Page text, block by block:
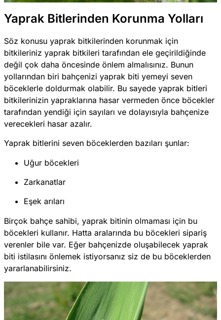
Yaprak Bitlerinden Korunma Yolları
Söz konusu yaprak bitkilerinden korunmak için
bitkileriniz yaprak bitkileri tarafından ele geçirildiğinde
değil çok daha öncesinde önlem almalısınız. Bunun
yollarından biri bahçenizi yaprak biti yemeyi seven
böceklerle doldurmak olabilir. Bu sayede yaprak bitleri
bitkilerinizin yapraklarına hasar vermeden önce böcekler
tarafından yendiği için sayıları ve dolayısıyla bahçenize
verecekleri hasar azalır.
Yaprak bitlerini seven böceklerden bazıları şunlar:
Uğur böcekleri
Zarkanatlar
Eşek arıları
Birçok bahçe sahibi, yaprak bitinin olmaması için bu
böcekleri kullanır. Hatta aralarında bu böcekleri sipariş
verenler bile var. Eğer bahçenizde oluşabilecek yaprak
biti istilasını önlemek istiyorsanız siz de bu böceklerden
yararlanabilirsiniz.